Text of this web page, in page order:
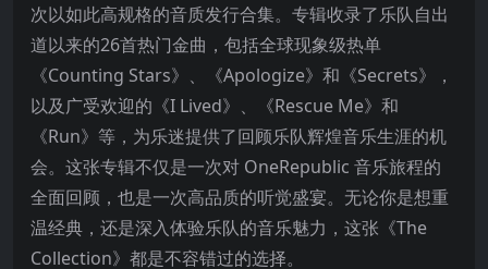
次以如此高规格的音质发行合集。专辑收录了乐队自出
道以来的26首热门金曲，包括全球现象级热单
《Counting Stars》、《Apologize》和《Secrets》，
以及广受欢迎的《I Lived》、《Rescue Me》和
《Run》等，为乐迷提供了回顾乐队辉煌音乐生涯的机
会。这张专辑不仅是一次对 OneRepublic 音乐旅程的
全面回顾，也是一次高品质的听觉盛宴。无论你是想重
温经典，还是深入体验乐队的音乐魅力，这张《The
Collection》都是不容错过的选择。